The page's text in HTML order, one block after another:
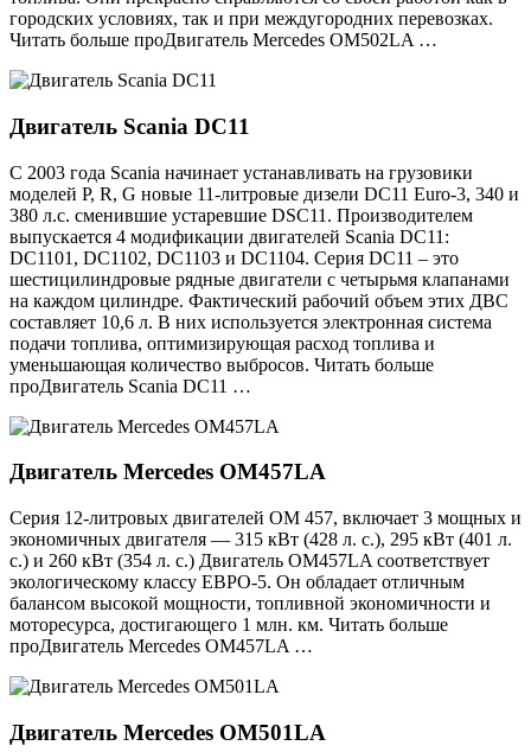
городских условиях, так и при междугородних перевозках.
Читать больше проДвигатель Mercedes OM502LA …
Двигатель Scania DC11
С 2003 года Scania начинает устанавливать на грузовики
моделей P, R, G новые 11-литровые дизели DC11 Euro-3, 340 и
380 л.с. сменившие устаревшие DSC11. Производителем
выпускается 4 модификации двигателей Scania DC11:
DC1101, DC1102, DC1103 и DC1104. Серия DC11 – это
шестицилиндровые рядные двигатели с четырьмя клапанами
на каждом цилиндре. Фактический рабочий объем этих ДВС
составляет 10,6 л. В них используется электронная система
подачи топлива, оптимизирующая расход топлива и
уменьшающая количество выбросов. Читать больше
проДвигатель Scania DC11 …
Двигатель Mercedes OM457LA
Серия 12-литровых двигателей OM 457, включает 3 мощных и
экономичных двигателя — 315 кВт (428 л. с.), 295 кВт (401 л.
с.) и 260 кВт (354 л. с.) Двигатель OM457LA соответствует
экологическому классу ЕВРО-5. Он обладает отличным
балансом высокой мощности, топливной экономичности и
моторесурса, достигающего 1 млн. км. Читать больше
проДвигатель Mercedes OM457LA …
Двигатель Mercedes OM501LA